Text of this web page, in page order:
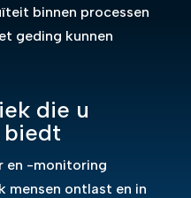
binnen processen
geding kunnen
die u
en -monitoring
mensen ontlast en in